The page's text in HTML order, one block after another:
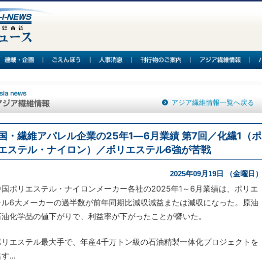
アジア繊維情報一覧へ戻る
・繊維アパレル企業の25年1―6月業績 第7回／化繊1（ポ
ステル・ナイロン）／ポリエステル6強が苦戦
2025年09月19日 （金曜日）
ポリエステル・ナイロンメーカー各社の2025年1～6月業績は、ポリエ
ル6大メーカーの過半数が前年同期比減収減益または減収になった。原油
化学品の値下がりで、利益率が下がったことが響いた。
エステル最大手で、年産4千万トン級の石油精製一体化プロジェクトを
...